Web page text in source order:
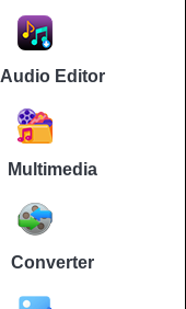
Audio Editor
Multimedia
Converter